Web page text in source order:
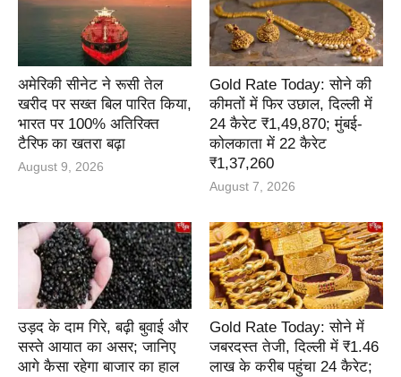
अमेरिकी सीनेट ने रूसी तेल
खरीद पर सख्त बिल पारित किया,
भारत पर 100% अतिरिक्त
टैरिफ का खतरा बढ़ा
August 9, 2026
Gold Rate Today: सोने की
कीमतों में फिर उछाल, दिल्ली में
24 कैरेट ₹1,49,870; मुंबई-
कोलकाता में 22 कैरेट
₹1,37,260
August 7, 2026
उड़द के दाम गिरे, बढ़ी बुवाई और
सस्ते आयात का असर; जानिए
आगे कैसा रहेगा बाजार का हाल
Gold Rate Today: सोने में
जबरदस्त तेजी, दिल्ली में ₹1.46
लाख के करीब पहुंचा 24 कैरेट;